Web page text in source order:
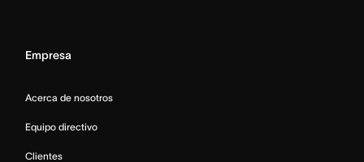
Empresa
Acerca de nosotros
Equipo directivo
Clientes